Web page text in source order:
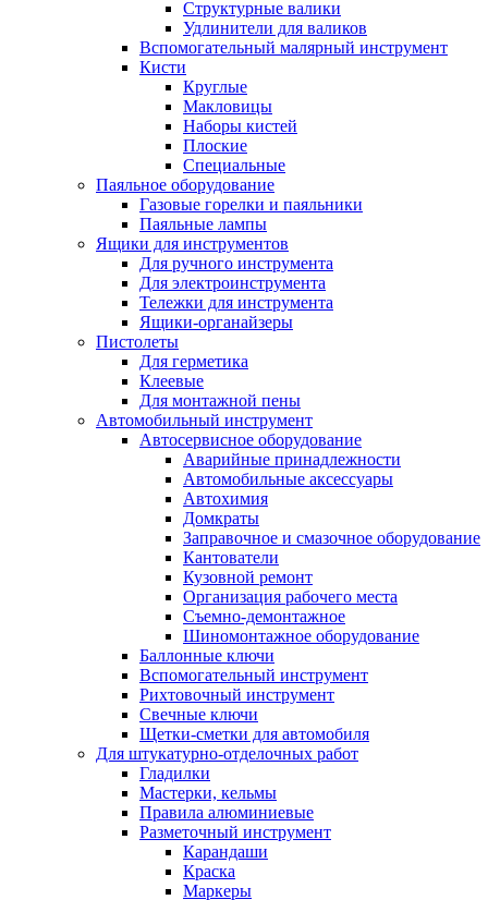
Структурные валики
Удлинители для валиков
Вспомогательный малярный инструмент
Кисти
Круглые
Макловицы
Наборы кистей
Плоские
Специальные
Паяльное оборудование
Газовые горелки и паяльники
Паяльные лампы
Ящики для инструментов
Для ручного инструмента
Для электроинструмента
Тележки для инструмента
Ящики-органайзеры
Пистолеты
Для герметика
Клеевые
Для монтажной пены
Автомобильный инструмент
Автосервисное оборудование
Аварийные принадлежности
Автомобильные аксессуары
Автохимия
Домкраты
Заправочное и смазочное оборудование
Кантователи
Кузовной ремонт
Организация рабочего места
Съемно-демонтажное
Шиномонтажное оборудование
Баллонные ключи
Вспомогательный инструмент
Рихтовочный инструмент
Свечные ключи
Щетки-сметки для автомобиля
Для штукатурно-отделочных работ
Гладилки
Мастерки, кельмы
Правила алюминиевые
Разметочный инструмент
Карандаши
Краска
Маркеры